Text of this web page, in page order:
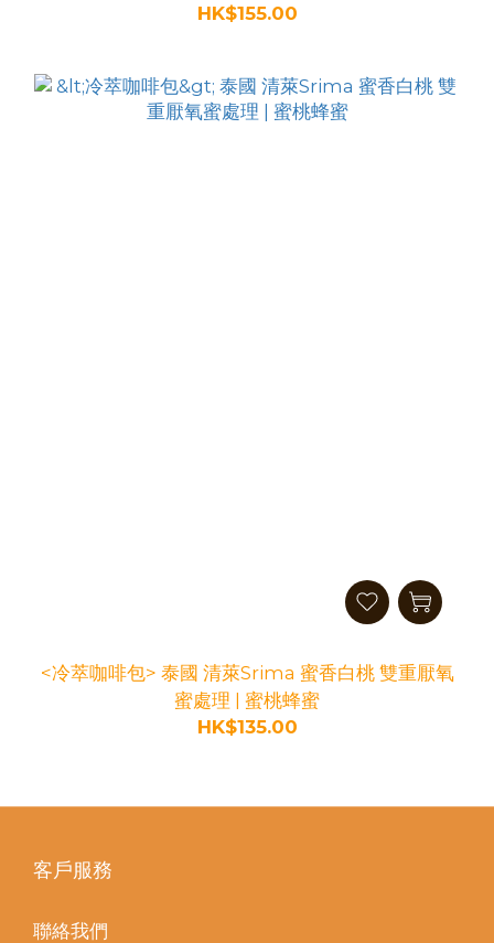
HK$155.00
<冷萃咖啡包> 泰國 清萊Srima 蜜香白桃 雙重厭氧
蜜處理 | 蜜桃蜂蜜
HK$135.00
客戶服務
聯絡我們